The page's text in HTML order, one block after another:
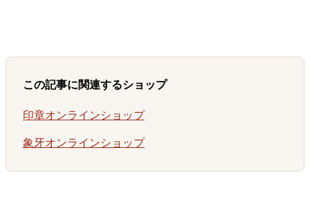
この記事に関連するショップ
印章オンラインショップ
象牙オンラインショップ